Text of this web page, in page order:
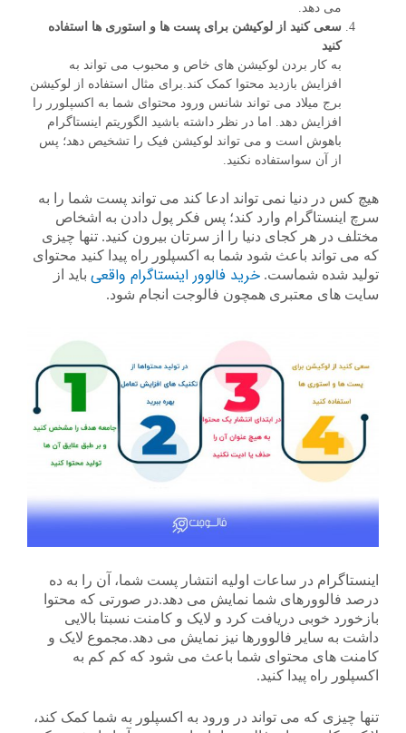
می دهد.
سعی کنید از لوکیشن برای پست ها و استوری ها استفاده
کنید
به کار بردن لوکیشن های خاص و محبوب می تواند به
افزایش بازدید محتوا کمک کند.برای مثال استفاده از لوکیشن
برج میلاد می تواند شانس ورود محتوای شما به اکسپلورر را
افزایش دهد. اما در نظر داشته باشید الگوریتم اینستاگرام
باهوش است و می تواند لوکیشن فیک را تشخیص دهد؛ پس
از آن سواستفاده نکنید.
هیچ کس در دنیا نمی تواند ادعا کند می تواند پست شما را به
سرچ اینستاگرام وارد کند؛ پس فکر پول دادن به اشخاص
مختلف در هر کجای دنیا را از سرتان بیرون کنید. تنها چیزی
که می تواند باعث شود شما به اکسپلور راه پیدا کنید محتوای
تولید شده شماست. خرید فالوور اینستاگرام واقعی باید از
سایت های معتبری همچون فالوجت انجام شود.
اینستاگرام در ساعات اولیه انتشار پست شما، آن را به ده
درصد فالوورهای شما نمایش می دهد.در صورتی که محتوا
بازخورد خوبی دریافت کرد و لایک و کامنت نسبتا بالایی
داشت به سایر فالوورها نیز نمایش می دهد.مجموع لایک و
کامنت های محتوای شما باعث می شود که کم کم به
اکسپلور راه پیدا کنید.
تنها چیزی که می تواند در ورود به اکسپلور به شما کمک کند،